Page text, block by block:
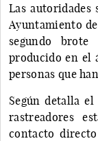
Las
Ayuntamiento
segundo
producido en el
personas que
Según detalla
rastreadores
contacto